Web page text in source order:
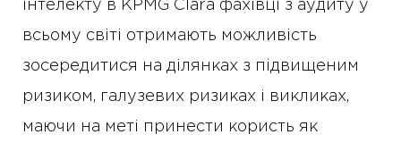
інтелекту в KPMG Clara фахівці з аудиту у
всьому світі отримають можливість
зосередитися на ділянках з підвищеним
ризиком, галузевих ризиках і викликах,
маючи на меті принести користь як